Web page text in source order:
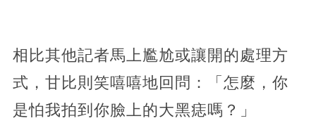
相比其他記者馬上尷尬或讓開的處理方
式，甘比則笑嘻嘻地回問：「怎麼，你
是怕我拍到你臉上的大黑痣嗎？」